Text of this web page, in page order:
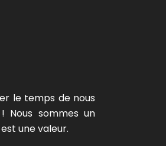
le temps de nous
Nous sommes un
une valeur.